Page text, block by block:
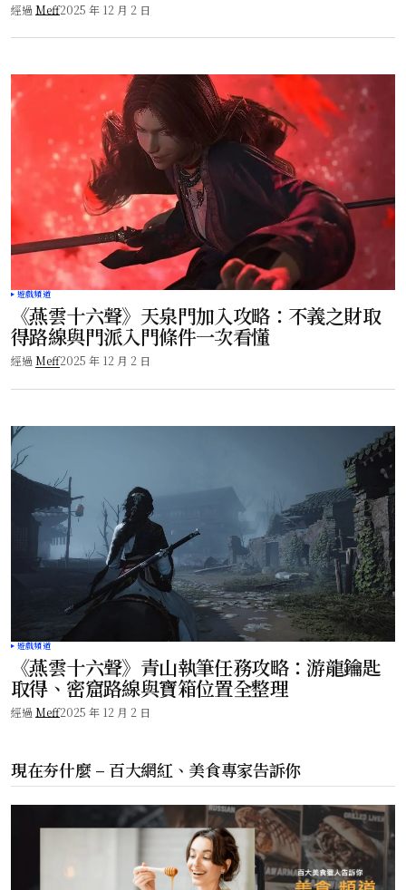
經過 Meff2025 年 12 月 2 日
遊戲頻道
《燕雲十六聲》天泉門加入攻略：不義之財取
得路線與門派入門條件一次看懂
經過 Meff2025 年 12 月 2 日
遊戲頻道
《燕雲十六聲》青山執筆任務攻略：游龍鑰匙
取得、密窟路線與寶箱位置全整理
經過 Meff2025 年 12 月 2 日
現在夯什麼 – 百大網紅、美食專家告訴你